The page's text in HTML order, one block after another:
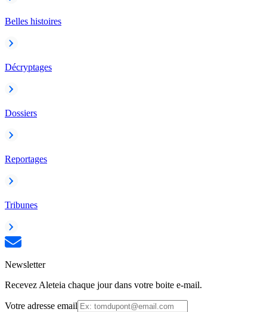
Belles histoires
Décryptages
Dossiers
Reportages
Tribunes
Newsletter
Recevez Aleteia chaque jour dans votre boite e-mail.
Votre adresse email